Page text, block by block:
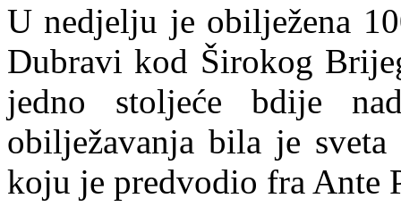
U nedjelju je obilježena
Dubravi kod Širokog
jedno stoljeće bdije
obilježavanja bila je
koju je predvodio fra Ante